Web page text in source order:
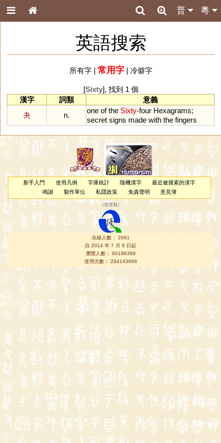
粵
普
英語搜索
所有字| 常用字| 冷僻字
[Sixty], 找到 1 個
漢字
詞類
意義
夬
n.
one of the Sixty-four Hexagrams;
secret signs made with the fingers
新手入門 使用凡例 字庫統計 隨機漢字
最近被搜索的漢字
鳴謝
製作單位 私隱政策 免責聲明 意見簿
（管理員 ）
在線人數： 2681
自 2014 年 7 月 8 日起
瀏覽人數： 80188389
使用次數： 294143666